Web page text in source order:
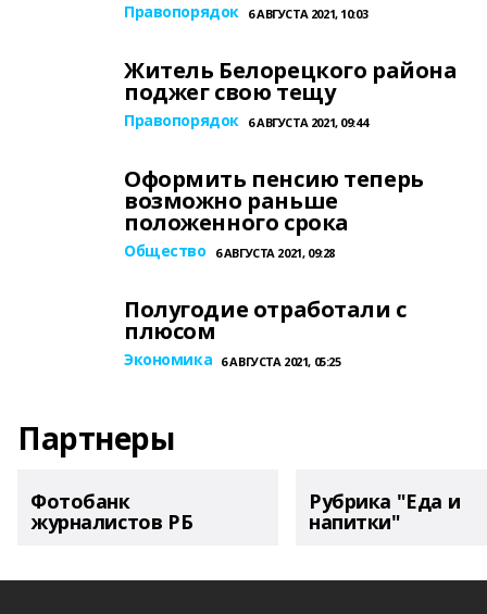
Правопорядок 6 АВГУСТА 2021, 10:03
Житель Белорецкого района
поджег свою тещу
Правопорядок 6 АВГУСТА 2021, 09:44
Оформить пенсию теперь
возможно раньше
положенного срока
Общество 6 АВГУСТА 2021, 09:28
Полугодие отработали с
плюсом
Экономика 6 АВГУСТА 2021, 05:25
Партнеры
Фотобанк
журналистов РБ
Рубрика "Еда и
напитки"